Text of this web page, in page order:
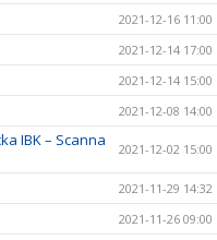
2021-12-16 11:00
2021-12-14 17:00
2021-12-14 15:00
2021-12-08 14:00
IBK – Scanna
2021-12-02 15:00
2021-11-29 14:32
2021-11-26 09:00